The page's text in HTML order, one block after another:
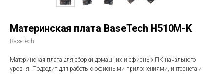
Материнская плата BaseTech H510M-K
BaseTech
Материнская плата для сборки домашних и офисных ПК начального
уровня. Подходит для работы с офисными приложениями, интернета и